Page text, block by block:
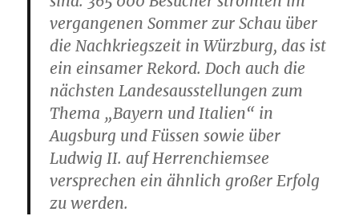
vergangenen Sommer zur Schau über
die Nachkriegszeit in Würzburg, das ist
ein einsamer Rekord. Doch auch die
nächsten Landesausstellungen zum
Thema „Bayern und Italien“ in
Augsburg und Füssen sowie über
Ludwig II. auf Herrenchiemsee
versprechen ein ähnlich großer Erfolg
zu werden.